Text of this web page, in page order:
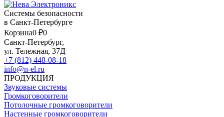
Системы безопасности
в Санкт-Петербурге
Корзина0 ₽0
Санкт-Петербург,
ул. Тележная, 37Д
+7 (812) 448-08-18
info@n-el.ru
ПРОДУКЦИЯ
Звуковые системы
Громкоговорители
Потолочные громкоговорители
Настенные громкоговорители